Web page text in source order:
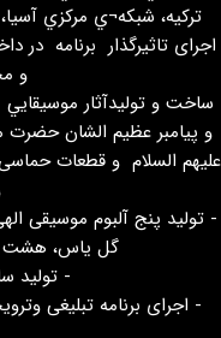
تركيه، شبكه¬ي مركزي
اجرای تاثیرگذار برنامه در
و
و تولیدآثار
و پيامبر عظيم الشان
علیهم السلام و قطعات
- تولید پنج آلبوم موسیقی
گل یاس، هشت
- تولید
- اجرای برنامه تبلیغی